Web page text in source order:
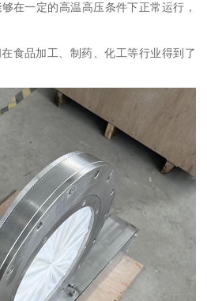
在一定的高温高压条件下正常运行，
食品加工、制药、化工等行业得到了